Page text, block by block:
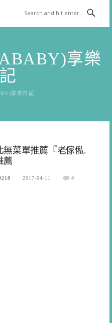
享樂
享樂日記
無菜單推薦『老傢俬.
薦
2017-04-11 4